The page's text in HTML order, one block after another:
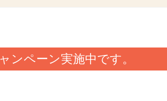
ンペーン実施中です。